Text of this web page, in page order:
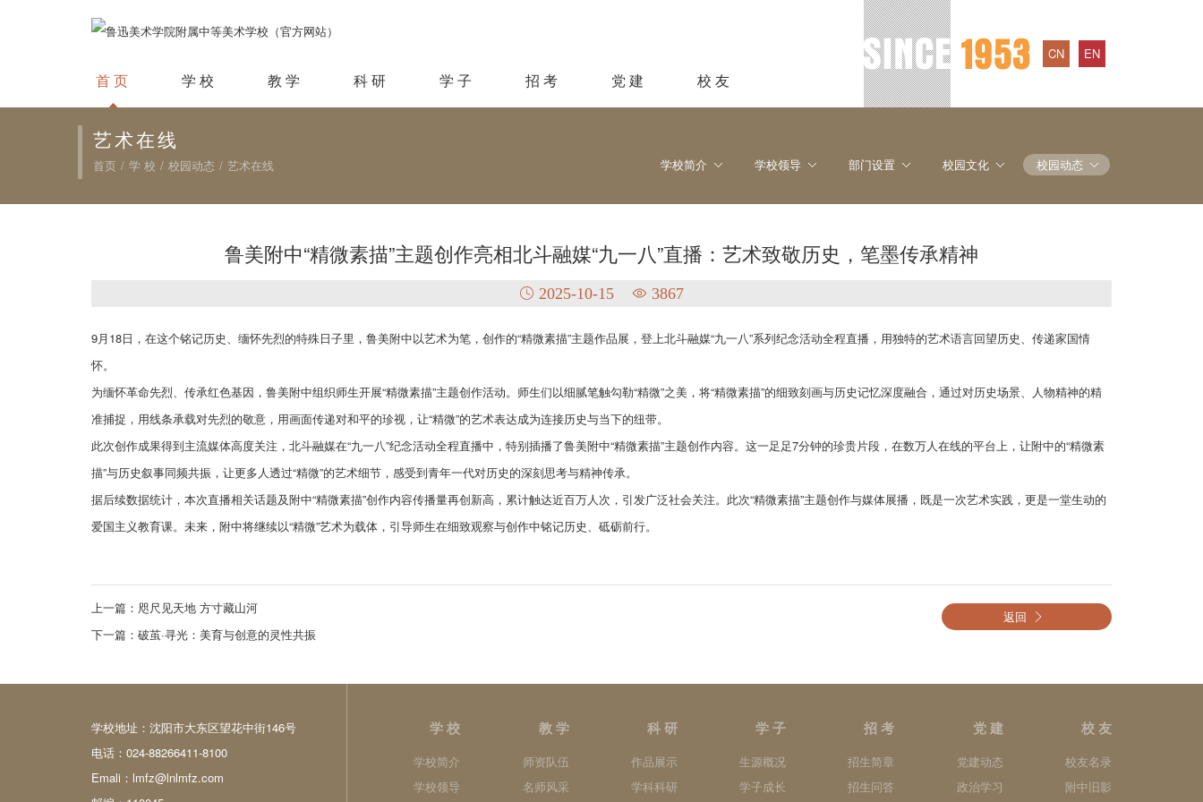
首 页 学 校 教 学 科 研 学 子 招 考 党 建 校 友
CN EN
艺术在线
首页 / 学 校 / 校园动态 / 艺术在线 学校简介 学校领导 部门设置 校园文化 校园动态
鲁美附中“精微素描”主题创作亮相北斗融媒“九一八”直播：艺术致敬历史，笔墨传承精神
2025-10-15 3867
9月18日，在这个铭记历史、缅怀先烈的特殊日子里，鲁美附中以艺术为笔，创作的“精微素描”主题作品展，登上北斗融媒“九一八”系列纪念活动全程直播，用独特的艺术语言回望历史、传递家国情
怀。
为缅怀革命先烈、传承红色基因，鲁美附中组织师生开展“精微素描”主题创作活动。师生们以细腻笔触勾勒“精微”之美，将“精微素描”的细致刻画与历史记忆深度融合，通过对历史场景、人物精神的精
准捕捉，用线条承载对先烈的敬意，用画面传递对和平的珍视，让“精微”的艺术表达成为连接历史与当下的纽带。
此次创作成果得到主流媒体高度关注，北斗融媒在“九一八”纪念活动全程直播中，特别插播了鲁美附中“精微素描”主题创作内容。这一足足7分钟的珍贵片段，在数万人在线的平台上，让附中的“精微素
描”与历史叙事同频共振，让更多人透过“精微”的艺术细节，感受到青年一代对历史的深刻思考与精神传承。
据后续数据统计，本次直播相关话题及附中“精微素描”创作内容传播量再创新高，累计触达近百万人次，引发广泛社会关注。此次“精微素描”主题创作与媒体展播，既是一次艺术实践，更是一堂生动的
爱国主义教育课。未来，附中将继续以“精微”艺术为载体，引导师生在细致观察与创作中铭记历史、砥砺前行。
上一篇： 咫尺见天地 方寸藏山河
下一篇： 破茧·寻光：美育与创意的灵性共振
返回
学校地址：沈阳市大东区望花中街146号
电话：024-88266411-8100
Emali：lmfz@lnlmfz.com
校 友
校友名录
附中旧影
党 建
党建动态
政治学习
招 考
招生简章
招生问答
学 子
生源概况
学子成长
科 研
作品展示
学科科研
教 学
师资队伍
名师风采
学 校
学校简介
学校领导